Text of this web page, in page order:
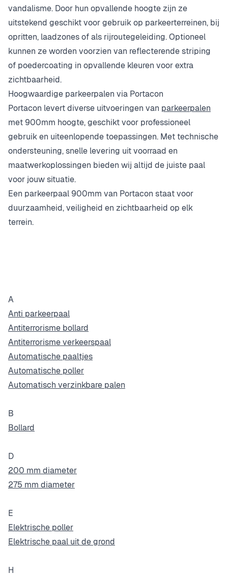
vandalisme. Door hun opvallende hoogte zijn ze
uitstekend geschikt voor gebruik op parkeerterreinen, bij
opritten, laadzones of als rijroutegeleiding. Optioneel
kunnen ze worden voorzien van reflecterende striping
of poedercoating in opvallende kleuren voor extra
zichtbaarheid.
Hoogwaardige parkeerpalen via Portacon
Portacon levert diverse uitvoeringen van parkeerpalen
met 900mm hoogte, geschikt voor professioneel
gebruik en uiteenlopende toepassingen. Met technische
ondersteuning, snelle levering uit voorraad en
maatwerkoplossingen bieden wij altijd de juiste paal
voor jouw situatie.
Een parkeerpaal 900mm van Portacon staat voor
duurzaamheid, veiligheid en zichtbaarheid op elk
terrein.
A
Anti parkeerpaal
Antiterrorisme bollard
Antiterrorisme verkeerspaal
Automatische paaltjes
Automatische poller
Automatisch verzinkbare palen
B
Bollard
D
200 mm diameter
275 mm diameter
E
Elektrische poller
Elektrische paal uit de grond
H